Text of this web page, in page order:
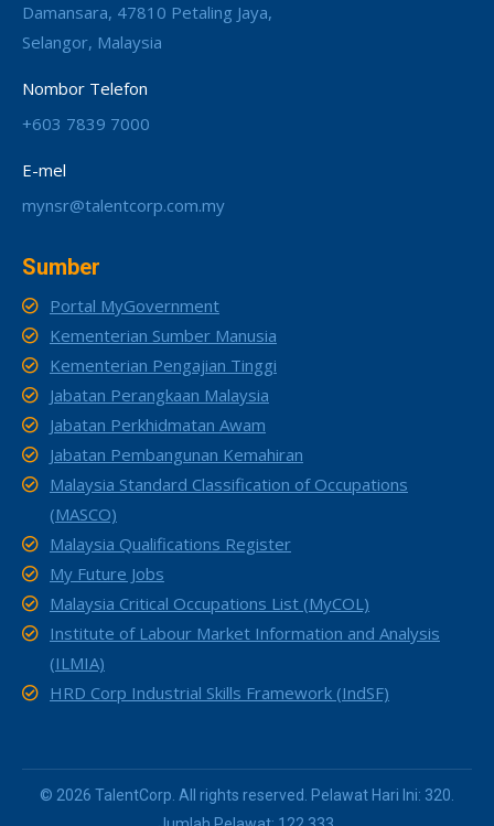
Damansara, 47810 Petaling Jaya,
Selangor, Malaysia
Nombor Telefon
+603 7839 7000
E-mel
mynsr@talentcorp.com.my
Sumber
Portal MyGovernment
Kementerian Sumber Manusia
Kementerian Pengajian Tinggi
Jabatan Perangkaan Malaysia
Jabatan Perkhidmatan Awam
Jabatan Pembangunan Kemahiran
Malaysia Standard Classification of Occupations
(MASCO)
Malaysia Qualifications Register
My Future Jobs
Malaysia Critical Occupations List (MyCOL)
Institute of Labour Market Information and Analysis
(ILMIA)
HRD Corp Industrial Skills Framework (IndSF)
© 2026 TalentCorp. All rights reserved. Pelawat Hari Ini: 320.